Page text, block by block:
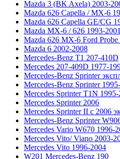
Mazda 3 (BK Axela) 2003-
Mazda 626 Capella / MX-6
Mazda 626 Capella GE/CG
Mazda MX-6 / 626 1993-
Mazda 626 MX-6 Ford Probe
Mazda 6 2002-2008
Mercedes-Benz T1 207-410D
Mercedes 207-409D 1977-
Mercedes-Benz Sprinter
Mercedes-Benz Sprinter
Mercedes Sprinter T1N
Mercedes Sprinter 2006
Mercedes Sprinter II с 2006
Mercedes-Benz Sprinter
Mercedes Vario W670 1996-
Mercedes Vito/ Viano 2003-
Mercedes Vito 1996-2004
W201 Mercedes-Benz 190